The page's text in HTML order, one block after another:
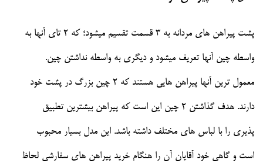
پشت پیراهن های مردانه به 3 قسمت تقسیم میشود؛ که 2 تای آنها به
واسطه چین آنها تعریف میشود و دیگری به واسطه نداشتن چین.
معمول ترین آنها پیراهن هایی هستند که 2 چین بزرگ در پشت خود
دارند. هدف گذاشتن 2 چین این است که پیراهن بیشترین تطبیق
پذیری را با لباس های مختلف داشته باشد. این مدل بسیار محبوب
است و گاهی خود آقایان آن را هنگام خرید پیراهن های سفارشی لحاظ